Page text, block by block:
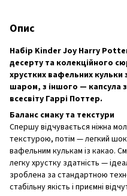
Опис
Набір Kinder Joy Harry
десерту та колекційного
хрустких вафельних
шаром, з іншого — капсула
всесвіту Гаррі Поттер.
Баланс смаку та текстури
Спершу відчувається ніжна
текстурою, потім — легкий
вафельним кулькам із какао.
легку хрустку здатність —
зроблена за стандартною
стабільну якість і приємні